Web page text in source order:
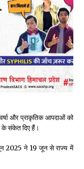
हिमाचल की सड़क परियोजनाओं को
प्रबंधन पर शिमला में एक दिवसीय
डेट से नहीं मिलेगा नियमितीकरण,
और प्राकृतिक आपदाओं को
संकेत दिए हैं।
2025 ने 19 जून से राज्य में